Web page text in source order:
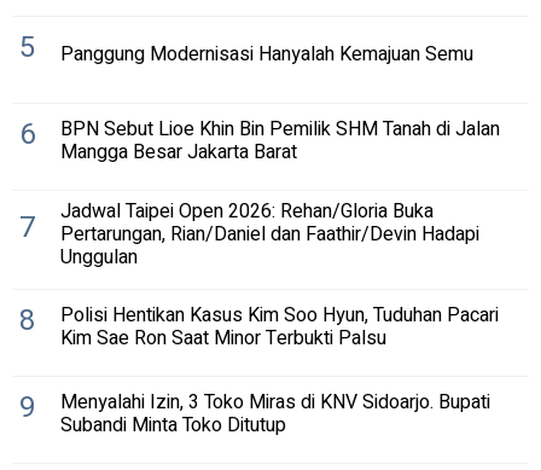
5 Panggung Modernisasi Hanyalah Kemajuan Semu
6 BPN Sebut Lioe Khin Bin Pemilik SHM Tanah di Jalan
Mangga Besar Jakarta Barat
7 Jadwal Taipei Open 2026: Rehan/Gloria Buka
Pertarungan, Rian/Daniel dan Faathir/Devin Hadapi
Unggulan
8 Polisi Hentikan Kasus Kim Soo Hyun, Tuduhan Pacari
Kim Sae Ron Saat Minor Terbukti Palsu
9 Menyalahi Izin, 3 Toko Miras di KNV Sidoarjo. Bupati
Subandi Minta Toko Ditutup